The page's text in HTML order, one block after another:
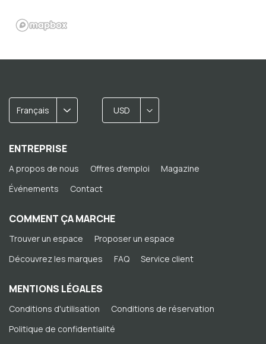
Français USD
ENTREPRISE
A propos de nous Offres d'emploi
Magazine
Événements
Contact
COMMENT ÇA MARCHE
Trouver un espace
Proposer un espace
Découvrez les marques
FAQ Service client
MENTIONS LÉGALES
Conditions d'utilisation
Conditions de réservation
Politique de confidentialité